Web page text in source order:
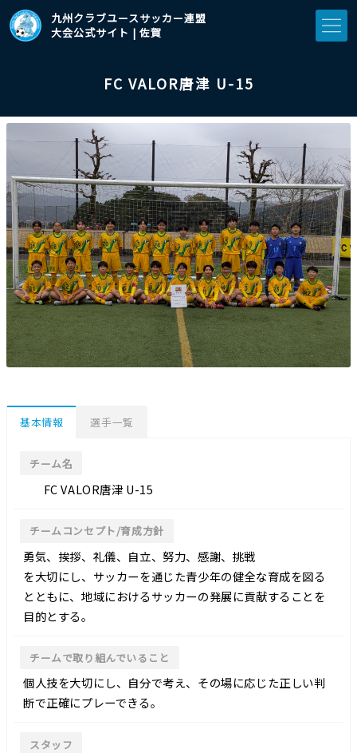
九州クラブユースサッカー連盟
大会公式サイト | 佐賀
FC VALOR唐津 U-15
基本情報 選手一覧
チーム名
FC VALOR唐津 U-15
チームコンセプト/育成方針
勇気、挨拶、礼儀、自立、努力、感謝、挑戦
を大切にし、サッカーを通じた青少年の健全な育成を図る
とともに、地域におけるサッカーの発展に貢献することを
目的とする。
チームで取り組んでいること
個人技を大切にし、自分で考え、その場に応じた正しい判
断で正確にプレーできる。
スタッフ